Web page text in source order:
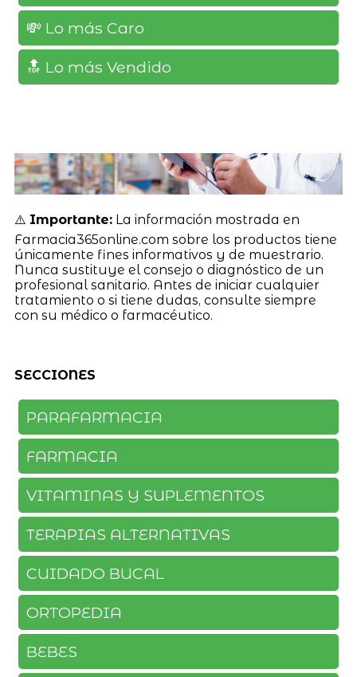
💸 Lo más Caro
🔝 Lo más Vendido
⚠️ Importante:La información mostrada en
Farmacia365online.com sobre los productos tiene
únicamente fines informativos y de muestrario.
Nunca sustituye el consejo o diagnóstico de un
profesional sanitario. Antes de iniciar cualquier
tratamiento o si tiene dudas, consulte siempre
con su médico o farmacéutico.
SECCIONES
PARAFARMACIA
FARMACIA
VITAMINAS Y SUPLEMENTOS
TERAPIAS ALTERNATIVAS
CUIDADO BUCAL
ORTOPEDIA
BEBES